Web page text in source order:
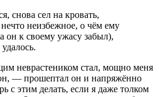
снова сел на кровать,
нечто неизбежное, о чём ему
он к своему ужасу забыл),
неврастеником стал, мощно меня
— прошептал он и напряжённо
с этим делать, если я даже толком